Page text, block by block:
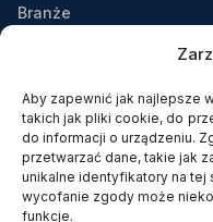
Aby zapewnić jak najlepsze
takich jak pliki cookie, do
do informacji o urządzeniu.
przetwarzać dane, takie jak
unikalne identyfikatory na tej
wycofanie zgody może
funkcje.
Branże
Pobierz broszurę
Bezpieczna
IT